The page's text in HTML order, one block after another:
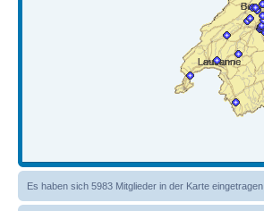
Es haben sich 5983 Mitglieder in der Karte eingetragen.